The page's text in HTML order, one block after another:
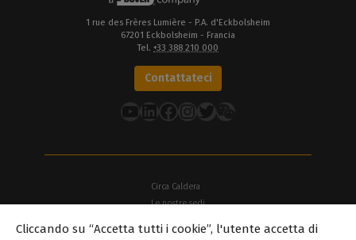
1 rue des Frères Lumière - P.A. d'Eckbolsheim
67201 Eckbolsheim - Francia
Tel. +33 388 210 000
Contattateci
YouTube
LinkedIn
Facebook
Instagram
Twitter
Circa Caldera
Le nostre sedi
Circa Dover
Cliccando su “Accetta tutti i cookie”, l'utente accetta di